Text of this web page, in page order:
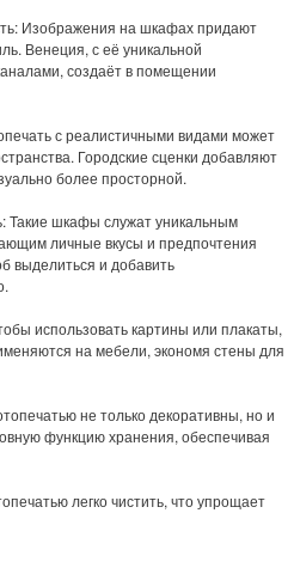
Изображения на шкафах придают
Венеция, с её уникальной
создаёт в помещении
с реалистичными видами может
Городские сценки добавляют
более просторной.
Такие шкафы служат уникальным
личные вкусы и предпочтения
выделиться и добавить
использовать картины или плакаты,
на мебели, экономя стены для
не только декоративны, но и
функцию хранения, обеспечивая
легко чистить, что упрощает